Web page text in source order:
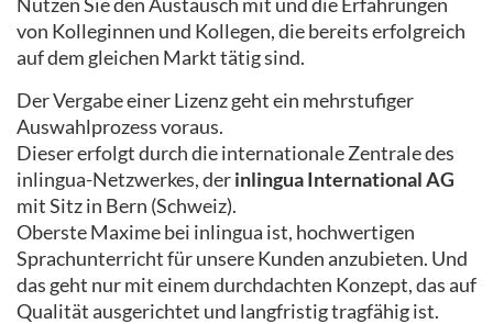
von Kolleginnen und Kollegen, die bereits erfolgreich
auf dem gleichen Markt tätig sind.
Der Vergabe einer Lizenz geht ein mehrstufiger
Auswahlprozess voraus.
Dieser erfolgt durch die internationale Zentrale des
inlingua-Netzwerkes, derinlingua International AG
mit Sitz in Bern (Schweiz).
Oberste Maxime bei inlingua ist, hochwertigen
Sprachunterricht für unsere Kunden anzubieten. Und
das geht nur mit einem durchdachten Konzept, das auf
Qualität ausgerichtet und langfristig tragfähig ist.